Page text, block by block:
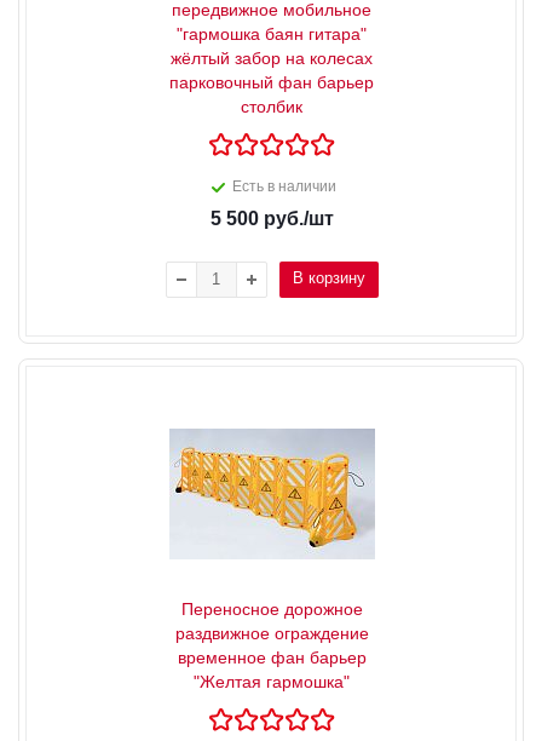
передвижное мобильное
"гармошка баян гитара"
жёлтый забор на колесах
парковочный фан барьер
столбик
Есть в наличии
5 500руб./шт
В корзину
Переносное дорожное
раздвижное ограждение
временное фан барьер
"Желтая гармошка"